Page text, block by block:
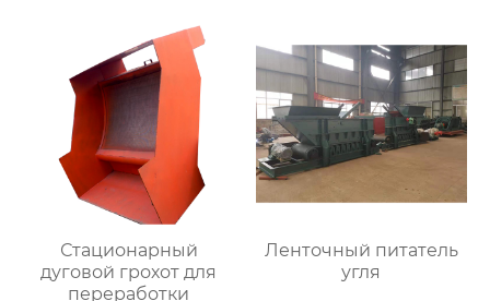
Стационарный
дуговой грохот для
переработки
Ленточный питатель
угля